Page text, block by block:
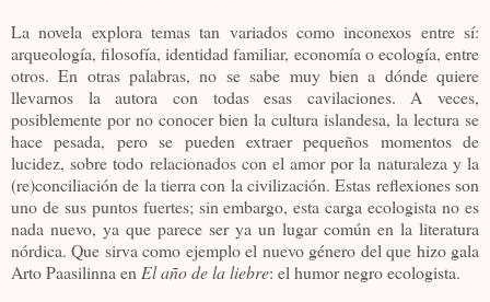
La novela explora temas tan variados como inconexos entre sí:
arqueología, filosofía, identidad familiar, economía o ecología, entre
otros. En otras palabras, no se sabe muy bien a dónde quiere
llevarnos la autora con todas esas cavilaciones. A veces,
posiblemente por no conocer bien la cultura islandesa, la lectura se
hace pesada, pero se pueden extraer pequeños momentos de
lucidez, sobre todo relacionados con el amor por la naturaleza y la
(re)conciliación de la tierra con la civilización. Estas reflexiones son
uno de sus puntos fuertes; sin embargo, esta carga ecologista no es
nada nuevo, ya que parece ser ya un lugar común en la literatura
nórdica. Que sirva como ejemplo el nuevo género del que hizo gala
Arto Paasilinna en El año de la liebre: el humor negro ecologista.